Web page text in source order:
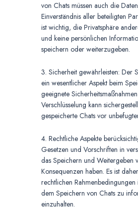
von Chats müssen auch die
Einverständnis aller beteiligten
ist wichtig, die Privatsphäre
und keine persönlichen
speichern oder weiterzugeben.
3. Sicherheit gewährleisten: Der
ein wesentlicher Aspekt beim
geeignete
Verschlüsselung kann
gespeicherte Chats vor
4. Rechtliche Aspekte
Gesetzen und Vorschriften in
das Speichern und Weitergeben
Konsequenzen haben. Es ist
rechtlichen
dem Speichern von Chats zu
einzuhalten.